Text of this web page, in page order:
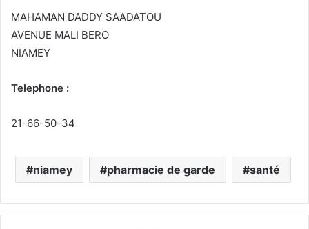
MAHAMAN DADDY SAADATOU
AVENUE MALI BERO
NIAMEY
Telephone :
21-66-50-34
niamey pharmacie de garde santé